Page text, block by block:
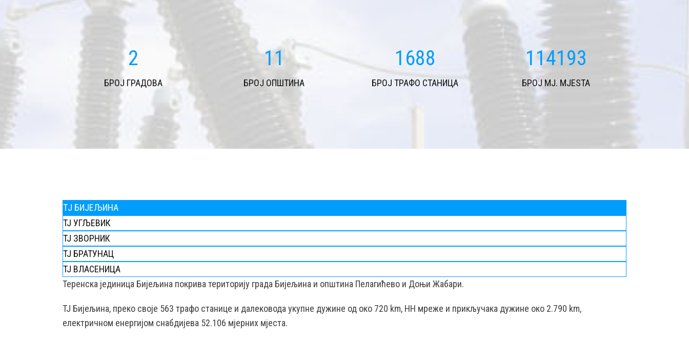
2
БРОЈ ГРАДОВА
11
БРОЈ ОПШТИНА
1688
БРОЈ ТРАФО СТАНИЦА
114193
БРОЈ MJ. MJESTA
TЈ БИЈЕЉИНА
ТЈ УГЉЕВИК
ТЈ ЗВОРНИК
ТЈ БРАТУНАЦ
ТЈ ВЛАСЕНИЦА
Teренска јединица Бијељина покрива територију града Бијељина и општина Пелагићево и Доњи Жабари.
ТЈ Бијељина, преко својe 563 трафо станице и далековода укупне дужине од око 720 km, НН мреже и прикључака дужине око 2.790 km,
електричном енергијом снабдијева 52.106 мјерних мјеста.